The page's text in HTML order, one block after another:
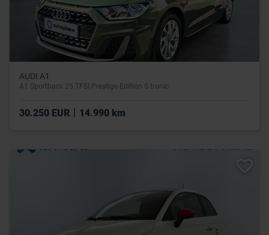
AUDI A1
A1 Sportback 25 TFSI Prestige Edition S tronic
30.250 EUR 14.990 km